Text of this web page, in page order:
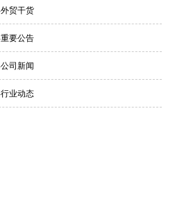
外贸干货
重要公告
公司新闻
行业动态